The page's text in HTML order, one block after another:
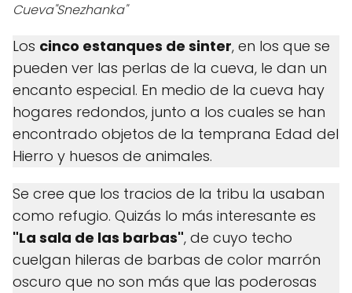
Cueva"Snezhanka"
Los cinco estanques de sinter, en los que se
pueden ver las perlas de la cueva, le dan un
encanto especial. En medio de la cueva hay
hogares redondos, junto a los cuales se han
encontrado objetos de la temprana Edad del
Hierro y huesos de animales.
Se cree que los tracios de la tribu la usaban
como refugio. Quizás lo más interesante es
"La sala de las barbas", de cuyo techo
cuelgan hileras de barbas de color marrón
oscuro que no son más que las poderosas